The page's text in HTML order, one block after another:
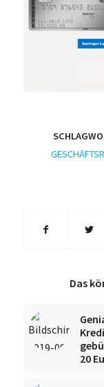
Das
20